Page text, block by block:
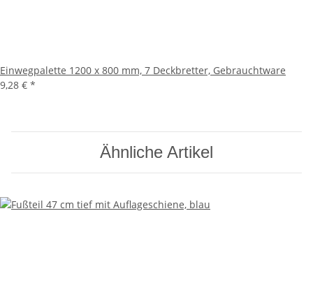
Einwegpalette 1200 x 800 mm, 7 Deckbretter, Gebrauchtware
9,28 € *
Ähnliche Artikel